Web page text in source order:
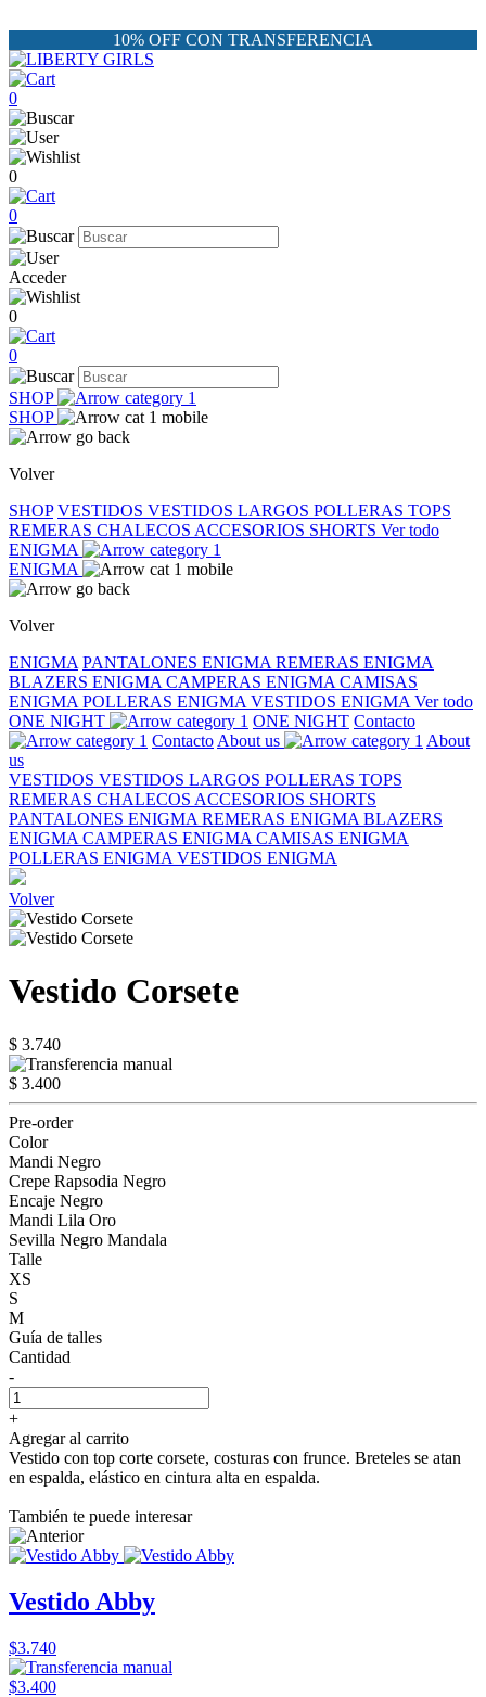
10% OFF CON TRANSFERENCIA
0
0
0
Acceder
0
0
SHOP
SHOP
Volver
SHOP VESTIDOS VESTIDOS LARGOS POLLERAS TOPS
REMERAS CHALECOS ACCESORIOS SHORTS Ver todo
ENIGMA
ENIGMA
Volver
ENIGMA PANTALONES ENIGMA REMERAS ENIGMA
BLAZERS ENIGMA CAMPERAS ENIGMA CAMISAS
ENIGMA POLLERAS ENIGMA VESTIDOS ENIGMA Ver todo
ONE NIGHT
ONE NIGHT Contacto
Contacto About us
About
us
VESTIDOS VESTIDOS LARGOS POLLERAS TOPS
REMERAS CHALECOS ACCESORIOS SHORTS
PANTALONES ENIGMA REMERAS ENIGMA BLAZERS
ENIGMA CAMPERAS ENIGMA CAMISAS ENIGMA
POLLERAS ENIGMA VESTIDOS ENIGMA
Volver
Vestido Corsete
$ 3.740
$ 3.400
Pre-order
Color
Mandi Negro
Crepe Rapsodia Negro
Encaje Negro
Mandi Lila Oro
Sevilla Negro Mandala
Talle
XS
S
M
Guía de talles
Cantidad
-
+
Agregar al carrito
Vestido con top corte corsete, costuras con frunce. Breteles se atan
en espalda, elástico en cintura alta en espalda.
También te puede interesar
Vestido Abby
$3.740
$3.400